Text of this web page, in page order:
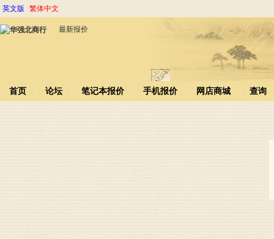
英文版 繁体中文
最新报价
首页 论坛 笔记本报价 手机报价 网店商城 查询